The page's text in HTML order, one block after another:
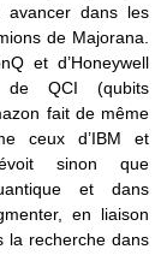
avancer dans les
de Majorana.
et d’Honeywell
QCI (qubits
fait de même
ceux d’IBM et
sinon que
et dans
en liaison
la recherche dans